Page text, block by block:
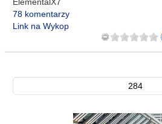
78 komentarzy
Link na Wykop
284